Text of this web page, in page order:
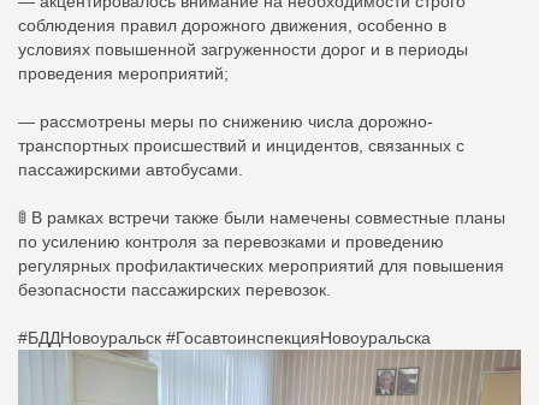
соблюдения правил дорожного движения, особенно в
условиях повышенной загруженности дорог и в периоды
проведения мероприятий;
— рассмотрены меры по снижению числа дорожно-
транспортных происшествий и инцидентов, связанных с
пассажирскими автобусами.
🚦 В рамках встречи также были намечены совместные планы
по усилению контроля за перевозками и проведению
регулярных профилактических мероприятий для повышения
безопасности пассажирских перевозок.
#БДДНовоуральск #ГосавтоинспекцияНовоуральска